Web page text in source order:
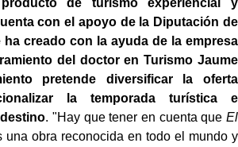
con el apoyo de la Diputación de
ha creado con la ayuda de la empresa
del doctor en Turismo Jaume
pretende diversificar la oferta
la temporada turística e
. "Hay que tener en cuenta que El
una obra reconocida en todo el mundo y